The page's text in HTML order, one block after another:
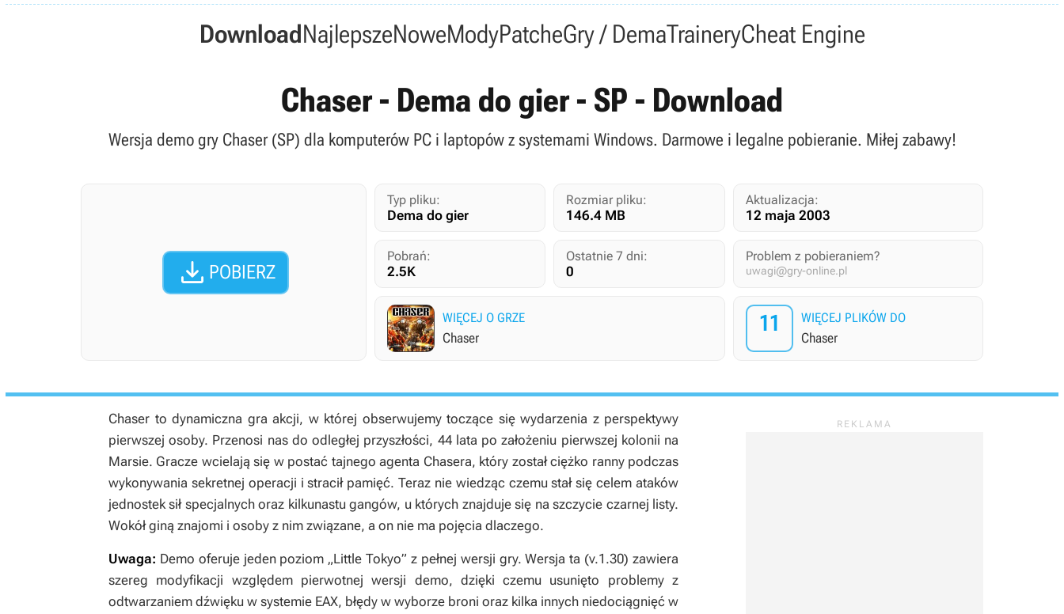
DownloadNajlepszeNoweModyPatcheGry / DemaTraineryCheat Engine
Chaser - Dema do gier - SP - Download
Wersja demo gry Chaser (SP) dla komputerów PC i laptopów z systemami Windows. Darmowe i legalne pobieranie. Miłej zabawy!
 POBIERZ
Typ pliku:
Dema do gier
Rozmiar pliku:
146.4 MB
Aktualizacja:
12 maja 2003
Pobrań:
2.5K
Ostatnie 7 dni:
0
Problem z pobieraniem?
uwagi@gry-online.pl
WIĘCEJ O GRZE
Chaser
11 WIĘCEJ PLIKÓW DO
Chaser
Chaser to dynamiczna gra akcji, w której obserwujemy toczące się wydarzenia z perspektywy
pierwszej osoby. Przenosi nas do odległej przyszłości, 44 lata po założeniu pierwszej kolonii na
Marsie. Gracze wcielają się w postać tajnego agenta Chasera, który został ciężko ranny podczas
wykonywania sekretnej operacji i stracił pamięć. Teraz nie wiedząc czemu stał się celem ataków
jednostek sił specjalnych oraz kilkunastu gangów, u których znajduje się na szczycie czarnej listy.
Wokół giną znajomi i osoby z nim związane, a on nie ma pojęcia dlaczego.
Uwaga: Demo oferuje jeden poziom „Little Tokyo” z pełnej wersji gry. Wersja ta (v.1.30) zawiera
szereg modyfikacji względem pierwotnej wersji demo, dzięki czemu usunięto problemy z
odtwarzaniem dźwięku w systemie EAX, błędy w wyborze broni oraz kilka innych niedociągnięć w